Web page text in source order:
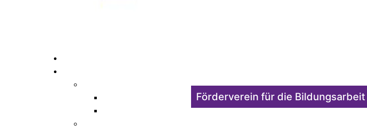
Förderverein für die